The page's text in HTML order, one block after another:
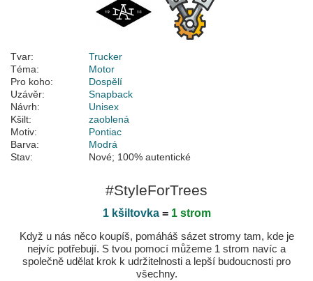
Tvar:
Trucker
Téma:
Motor
Pro koho:
Dospělí
Uzávěr:
Snapback
Návrh:
Unisex
Kšilt:
zaoblená
Motiv:
Pontiac
Barva:
Modrá
Stav:
Nové; 100% autentické
#StyleForTrees
1 kšiltovka= 1 strom
Když u nás něco koupíš, pomáháš sázet stromy tam, kde je
nejvíc potřebují. S tvou pomocí můžeme 1 strom navíc a
společně udělat krok k udržitelnosti a lepší budoucnosti pro
všechny.